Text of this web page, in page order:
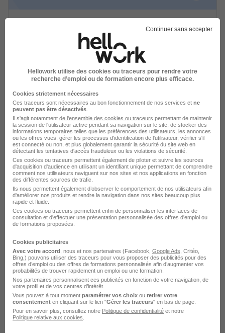
Agent Polyvalent Restauration
Entretien Gestion Produits Finis H/F
Syndicat Intercommunal a Vocation Unique
Cusset - 03 CDD 1 867,02 € / mois
il y a 18 jours
Créez une alerte
Soyez alerté des nouvelles offres pour cette
recherche dès leur parution.
En cliquant sur "Créer mon alerte", vous acceptez les
CGUet déclarez avoir pris connaissance de la
politique de protection des données du site
hellowork.com.
Continuer sans accepter
Hellowork utilise des cookies ou traceurs pour rendre votre
recherche d’emploi ou de formation encore plus efficace.
Cookies strictement nécessaires
Ces traceurs sont nécessaires au bon fonctionnement de nos services et ne
peuvent pas être désactivés
Il s'agit notamment de l'ensemble des cookies ou traceurs permettant de maintenir
la session de l'utilisateur active pendant sa navigation sur le site, de stocker des
informations temporaires telles que les préférences des utilisateurs, les annonces
ou les offres vues, gérer les processus d'identification de l'utilisateur, vérifier s'il
est connecté ou non, et plus globalement garantir la sécurité du site web en
détectant les tentatives d'accès frauduleux ou les violations de sécurité.
Ces cookies ou traceurs permettent également de piloter et suivre les sources
d'acquisition d'audience en utilisant un identifiant unique permettant de comprendre
comment nos utilisateurs naviguent sur nos sites et nos applications en fonction
des différentes sources de trafic.
Ils nous permettent également d’observer le comportement de nos utilisateurs afin
d'améliorer nos produits et rendre la navigation dans nos sites beaucoup plus
rapide et fluide.
Ces cookies ou traceurs permettent enfin de personnaliser les interfaces de
consultation et d'effectuer une présentation personnalisée des offres d'emploi ou
de formations proposées.
Cookies publicitaires
Avec votre accord , nous et nos partenaires (Facebook, Google Ads , Critéo,
Bing,) pouvons utiliser des traceurs pour vous proposer des publicités pour des
offres d’emploi ou des offres de formations personnalisés afin d’augmenter vos
probabilités de trouver rapidement un emploi ou une formation.
Nos partenaires personnalisent ces publicités en fonction de votre navigation, de
votre profil et de vos centres d’intérêt.
Vous pouvez à tout moment paramétrer vos choix ou retirer votre
consentement en cliquant sur le lien "Gérer les traceurs" en bas de page.
Pour en savoir plus, consultez notre Politique de confidentialité et notre
Politique relative aux cookies